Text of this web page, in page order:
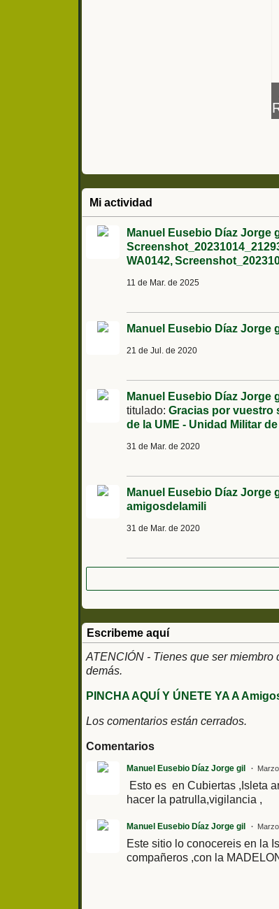
Mi actividad
Manuel Eusebio Díaz Jorge
WA0142
11 de Mar. de 2025
Manuel Eusebio Díaz Jorge
21 de Jul. de 2020
Manuel Eusebio Díaz Jorge
titulado: Gracias por vuestro
de la UME - Unidad Militar
31 de Mar. de 2020
Manuel Eusebio Díaz Jorge
amigosdelamili
31 de Mar. de 2020
Escribeme aquí
ATENCIÓN - Tienes que ser
demás.
PINCHA AQUÍ Y ÚNETE YA A
Los comentarios están cerrados.
Comentarios
Manuel Eusebio Díaz Jorge gil
Esto es en Cubiertas ,Isleta
hacer la patrulla,vigilancia ,
Manuel Eusebio Díaz Jorge gil
Este sitio lo conocereis en la
compañeros ,con la